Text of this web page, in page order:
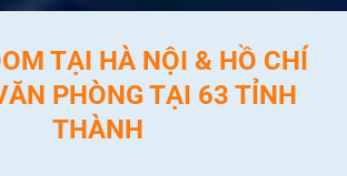
TẠI HÀ NỘI & HỒ CHÍ
PHÒNG TẠI 63 TỈNH
THÀNH